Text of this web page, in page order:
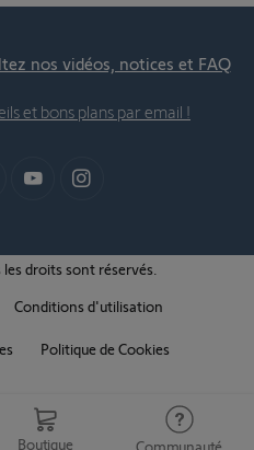
Boutique Communauté
nos vidéos, notices et FAQ
et bons plans par email !
droits sont réservés.
Conditions d'utilisation
Politique de Cookies